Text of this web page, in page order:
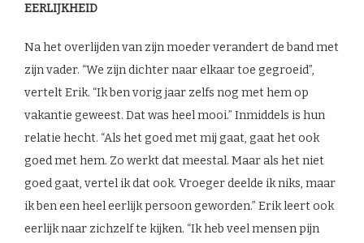
EERLIJKHEID
Na het overlijden van zijn moeder verandert de band met
zijn vader. “We zijn dichter naar elkaar toe gegroeid”,
vertelt Erik. “Ik ben vorig jaar zelfs nog met hem op
vakantie geweest. Dat was heel mooi.” Inmiddels is hun
relatie hecht. “Als het goed met mij gaat, gaat het ook
goed met hem. Zo werkt dat meestal. Maar als het niet
goed gaat, vertel ik dat ook. Vroeger deelde ik niks, maar
ik ben een heel eerlijk persoon geworden.” Erik leert ook
eerlijk naar zichzelf te kijken. “Ik heb veel mensen pijn